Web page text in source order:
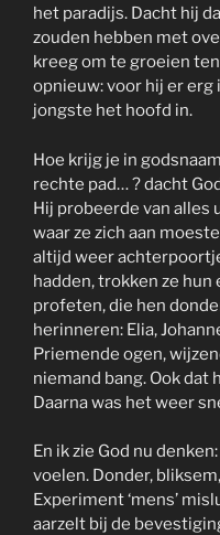
het paradijs. Dacht hij
zouden hebben met
kreeg om te groeien
opnieuw: voor hij er erg
jongste het hoofd in.
Hoe krijg je in
rechte pad… ? dacht
Hij probeerde van alles
waar ze zich aan
altijd weer
hadden, trokken ze hun
profeten, die hen
herinneren: Elia,
Priemende ogen,
niemand bang. Ook dat
Daarna was het weer
En ik zie God nu
voelen. Donder,
Experiment ‘mens’
aarzelt bij de